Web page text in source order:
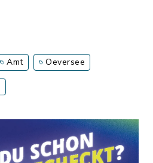
Amt Oeversee